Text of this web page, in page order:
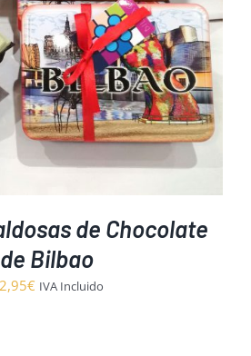
de Chocolate
de Bilbao
€ IVA Incluido